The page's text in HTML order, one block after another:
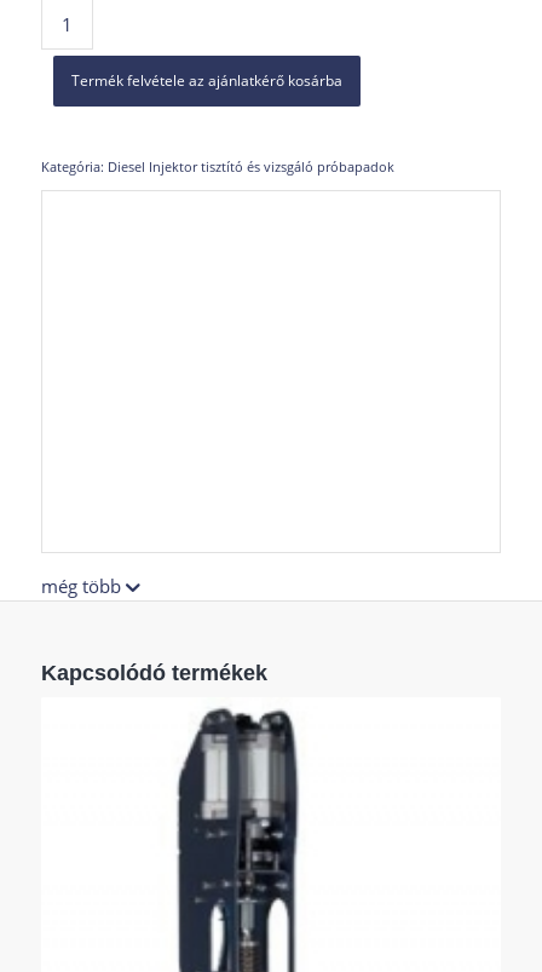
Termék felvétele az ajánlatkérő kosárba
Kategória: Diesel Injektor tisztító és vizsgáló próbapadok
még több
Kapcsolódó termékek